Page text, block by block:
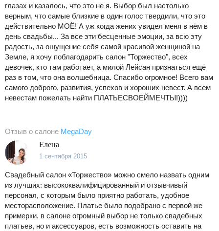
глазах и казалось, что это не я. Выбор был настолько
верным, что самые близкие в один голос твердили, что это
действительно МОЁ! А уж когда жених увидел меня в нём в
день свадьбы... За все эти бесценные эмоции, за всю эту
радость, за ощущение себя самой красивой женщиной на
Земле, я хочу поблагодарить салон "Торжество", всех
девочек, кто там работает, а милой Лейсан признаться ещё
раз в том, что она волшебница. Спасибо огромное! Всего вам
самого доброго, развития, успехов и хороших невест. А всем
невестам пожелать найти ПЛАТЬЕСВОЕЙМЕЧТЫ!))))
Отзыв о салоне MegaDay
Елена
1 сентября 2015
Свадебный салон «Торжество» можно смело назвать одним
из лучших: высококвалифицированный и отзывчивый
персонал, с которым было приятно работать, удобное
месторасположение. Платье было подобрано с первой же
примерки, в салоне огромный выбор не только свадебных
платьев, но и аксессуаров, есть возможность оставить на